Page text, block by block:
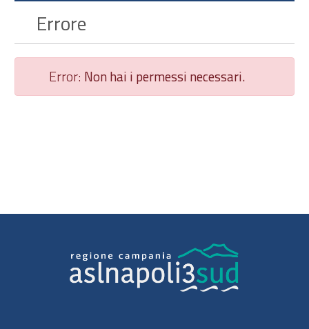
Errore
Error: Non hai i permessi necessari.